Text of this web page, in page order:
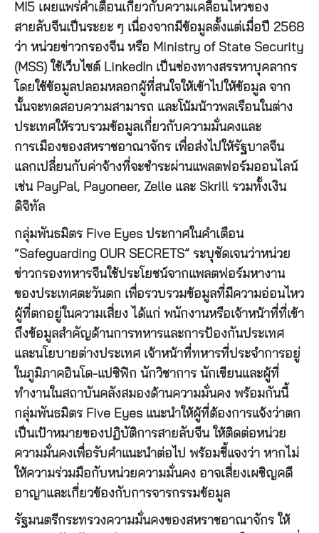
MI5 เผยแพร่คำเตือนเกี่ยวกับความเคลื่อนไหวของ
สายลับจีนเป็นระยะ ๆ เนื่องจากมีข้อมูลตั้งแต่เมื่อปี 2568
ว่า หน่วยข่าวกรองจีน หรือ Ministry of State Security
(MSS) ใช้เว็บไซต์ LinkedIn เป็นช่องทางสรรหาบุคลากร
โดยใช้ข้อมูลปลอมหลอกผู้ที่สนใจให้เข้าไปให้ข้อมูล จาก
นั้นจะทดสอบความสามารถ และโน้มน้าวพลเรือนในต่าง
ประเทศให้รวบรวมข้อมูลเกี่ยวกับความมั่นคงและ
การเมืองของสหราชอาณาจักร เพื่อส่งไปให้รัฐบาลจีน
แลกเปลี่ยนกับค่าจ้างที่จะชำระผ่านแพลตฟอร์มออนไลน์
เช่น PayPal, Payoneer, Zelle และ Skrill รวมทั้งเงิน
ดิจิทัล
กลุ่มพันธมิตร Five Eyes ประกาศในคำเตือน
“Safeguarding OUR SECRETS” ระบุชัดเจนว่าหน่วย
ข่าวกรองทหารจีนใช้ประโยชน์จากแพลตฟอร์มหางาน
ของประเทศตะวันตก เพื่อรวบรวมข้อมูลที่มีความอ่อนไหว
ผู้ที่ตกอยู่ในความเสี่ยง ได้แก่ พนักงานหรือเจ้าหน้าที่ที่เข้า
ถึงข้อมูลสำคัญด้านการทหารและการป้องกันประเทศ
และนโยบายต่างประเทศ เจ้าหน้าที่ทหารที่ประจำการอยู่
ในภูมิภาคอินโด-แปซิฟิก นักวิชาการ นักเขียนและผู้ที่
ทำงานในสถาบันคลังสมองด้านความมั่นคง พร้อมกันนี้
กลุ่มพันธมิตร Five Eyes แนะนำให้ผู้ที่ต้องการแจ้งว่าตก
เป็นเป้าหมายของปฏิบัติการสายลับจีน ให้ติดต่อหน่วย
ความมั่นคงเพื่อรับคำแนะนำต่อไป พร้อมชี้แจงว่า หากไม่
ให้ความร่วมมือกับหน่วยความมั่นคง อาจเสี่ยงเผชิญคดี
อาญาและเกี่ยวข้องกับการจารกรรมข้อมูล
รัฐมนตรีกระทรวงความมั่นคงของสหราชอาณาจักร ให้